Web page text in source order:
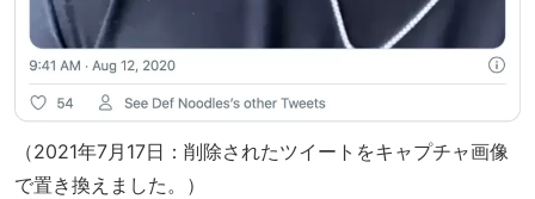
（2021年7月17日：削除されたツイートをキャプチャ画像
で置き換えました。）